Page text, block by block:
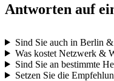
Antworten auf
Sind Sie auch in Berlin
Was kostet Netzwerk &
Sind Sie an bestimmte
Setzen Sie die